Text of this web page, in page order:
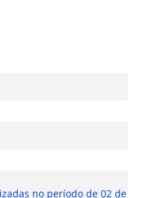
no período de 02 de